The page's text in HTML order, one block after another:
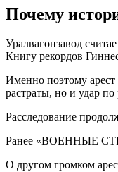
Почему
Уралвагонзавод
Книгу рекордов
Именно поэтому
растраты, но и удар по
Расследование
Ранее «ВОЕННЫЕ
О другом громком